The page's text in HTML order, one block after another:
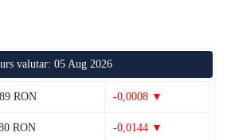
valutar: 05 Aug 2026
RON -0,0008 ▼
RON -0,0144 ▼